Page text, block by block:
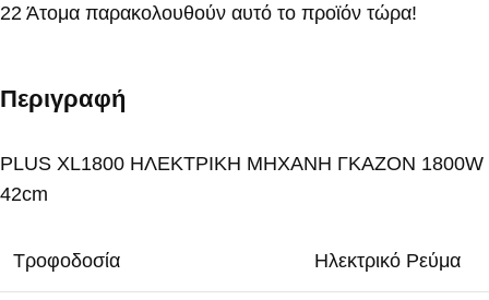
22 Άτομα παρακολουθούν αυτό το προϊόν τώρα!
Περιγραφή
PLUS XL1800 ΗΛΕΚΤΡΙΚΗ ΜΗΧΑΝΗ ΓΚΑΖΟΝ 1800W
42cm
Τροφοδοσία Ηλεκτρικό Ρεύμα